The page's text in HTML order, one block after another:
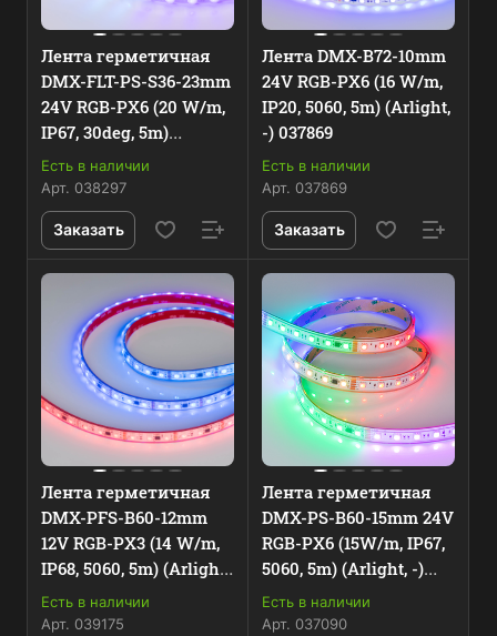
Лента герметичная
DMX-FLT-PS-S36-23mm
24V RGB-PX6 (20 W/m,
IP67, 30deg, 5m)
(Arlight, -) 038297
Есть в наличии
Арт. 038297
Заказать
Лента DMX-B72-10mm
24V RGB-PX6 (16 W/m,
IP20, 5060, 5m) (Arlight,
-) 037869
Есть в наличии
Арт. 037869
Заказать
Лента герметичная
DMX-PFS-B60-12mm
12V RGB-PX3 (14 W/m,
IP68, 5060, 5m) (Arlight,
-) 039175
Есть в наличии
Арт. 039175
Лента герметичная
DMX-PS-B60-15mm 24V
RGB-PX6 (15W/m, IP67,
5060, 5m) (Arlight, -)
037090
Есть в наличии
Арт. 037090